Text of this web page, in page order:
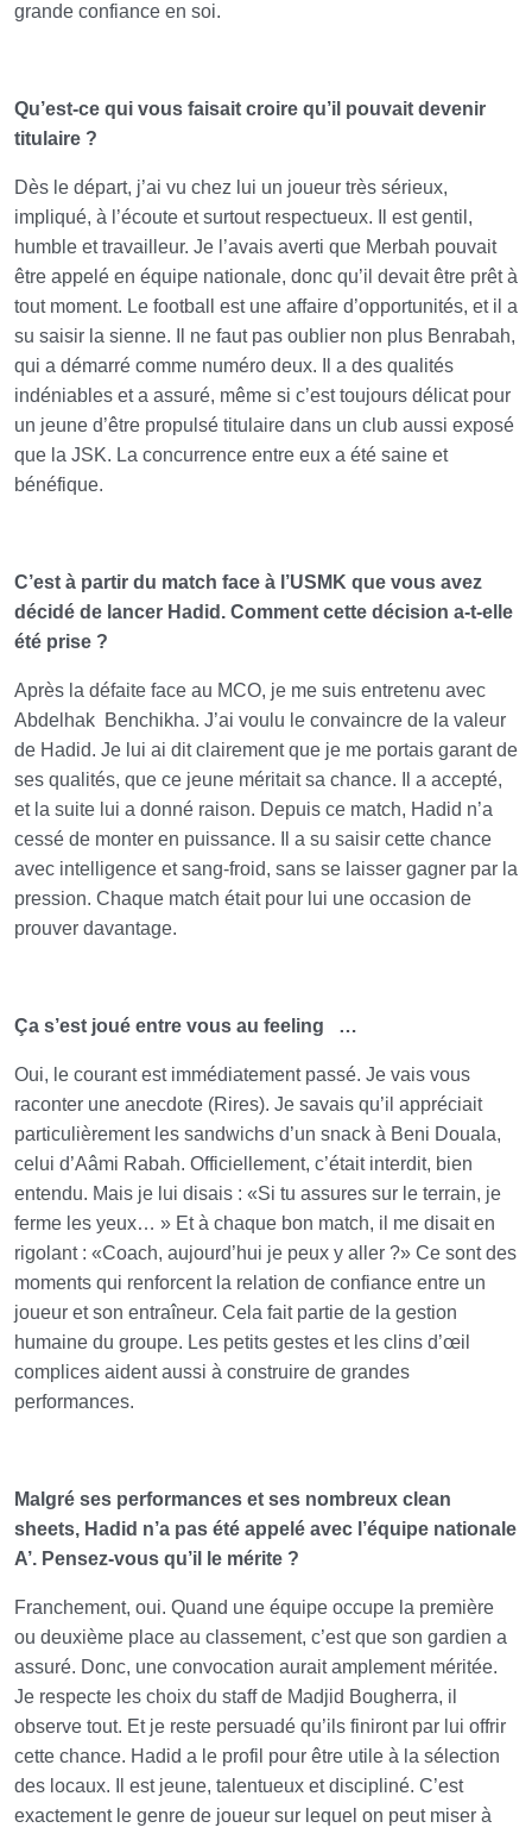
grande confiance en soi.
Qu’est-ce qui vous faisait croire qu’il pouvait devenir
titulaire ?
Dès le départ, j’ai vu chez lui un joueur très sérieux,
impliqué, à l’écoute et surtout respectueux. Il est gentil,
humble et travailleur. Je l’avais averti que Merbah pouvait
être appelé en équipe nationale, donc qu’il devait être prêt à
tout moment. Le football est une affaire d’opportunités, et il a
su saisir la sienne. Il ne faut pas oublier non plus Benrabah,
qui a démarré comme numéro deux. Il a des qualités
indéniables et a assuré, même si c’est toujours délicat pour
un jeune d’être propulsé titulaire dans un club aussi exposé
que la JSK. La concurrence entre eux a été saine et
bénéfique.
C’est à partir du match face à l’USMK que vous avez
décidé de lancer Hadid. Comment cette décision a-t-elle
été prise ?
Après la défaite face au MCO, je me suis entretenu avec
Abdelhak Benchikha. J’ai voulu le convaincre de la valeur
de Hadid. Je lui ai dit clairement que je me portais garant de
ses qualités, que ce jeune méritait sa chance. Il a accepté,
et la suite lui a donné raison. Depuis ce match, Hadid n’a
cessé de monter en puissance. Il a su saisir cette chance
avec intelligence et sang-froid, sans se laisser gagner par la
pression. Chaque match était pour lui une occasion de
prouver davantage.
Ça s’est joué entre vous au feeling …
Oui, le courant est immédiatement passé. Je vais vous
raconter une anecdote (Rires). Je savais qu’il appréciait
particulièrement les sandwichs d’un snack à Beni Douala,
celui d’Aâmi Rabah. Officiellement, c’était interdit, bien
entendu. Mais je lui disais : «Si tu assures sur le terrain, je
ferme les yeux… » Et à chaque bon match, il me disait en
rigolant : «Coach, aujourd’hui je peux y aller ?» Ce sont des
moments qui renforcent la relation de confiance entre un
joueur et son entraîneur. Cela fait partie de la gestion
humaine du groupe. Les petits gestes et les clins d’œil
complices aident aussi à construire de grandes
performances.
Malgré ses performances et ses nombreux clean
sheets, Hadid n’a pas été appelé avec l’équipe nationale
A’. Pensez-vous qu’il le mérite ?
Franchement, oui. Quand une équipe occupe la première
ou deuxième place au classement, c’est que son gardien a
assuré. Donc, une convocation aurait amplement méritée.
Je respecte les choix du staff de Madjid Bougherra, il
observe tout. Et je reste persuadé qu’ils finiront par lui offrir
cette chance. Hadid a le profil pour être utile à la sélection
des locaux. Il est jeune, talentueux et discipliné. C’est
exactement le genre de joueur sur lequel on peut miser à